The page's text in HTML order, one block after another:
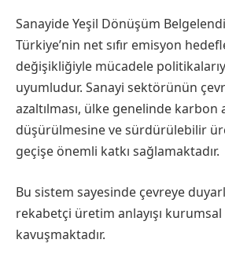
Sanayide Yeşil Dönüşüm
Türkiye’nin net sıfır emisyon
değişikliğiyle mücadele
uyumludur. Sanayi sektörünün
azaltılması, ülke genelinde karbon
düşürülmesine ve sürdürülebilir
geçişe önemli katkı sağlamaktadır.
Bu sistem sayesinde çevreye
rekabetçi üretim anlayışı
kavuşmaktadır.